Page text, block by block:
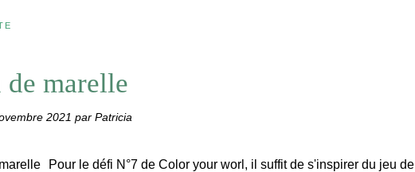
de marelle
2021 par Patricia
Pour le défi N°7 de Color your worl, il suffit de s'inspirer du jeu de